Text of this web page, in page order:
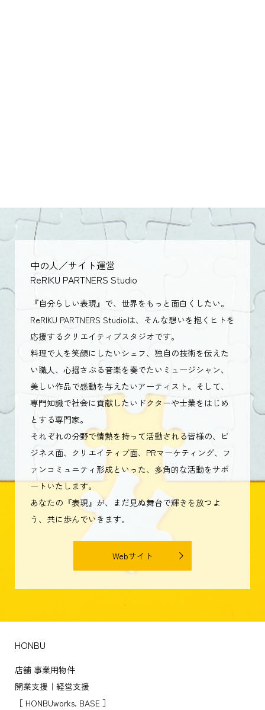
中の人／サイト運営
『自分らしい表現』で、世界をもっと面白くしたい。
ReRIKU PARTNERS Studioは、そんな想いを抱くヒトを
応援するクリエイティブスタジオです。
料理で人を笑顔にしたいシェフ、独自の技術を伝えた
い職人、心揺さぶる音楽を奏でたいミュージシャン、
美しい作品で感動を与えたいアーティスト。そして、
専門知識で社会に貢献したいドクターや士業をはじめ
とする専門家。
それぞれの分野で情熱を持って活動される皆様の、ビ
ジネス面、クリエイティブ面、PRマーケティング、フ
ァンコミュニティ形成といった、多角的な活動をサポ
ートいたします。
あなたの『表現』が、まだ見ぬ舞台で輝きを放つよ
う、共に歩んでいきます。
Webサイト
店舗 事業用物件
開業支援｜経営支援